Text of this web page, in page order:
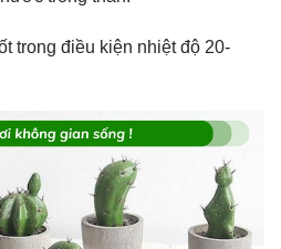
trong điều kiện nhiệt độ 20-